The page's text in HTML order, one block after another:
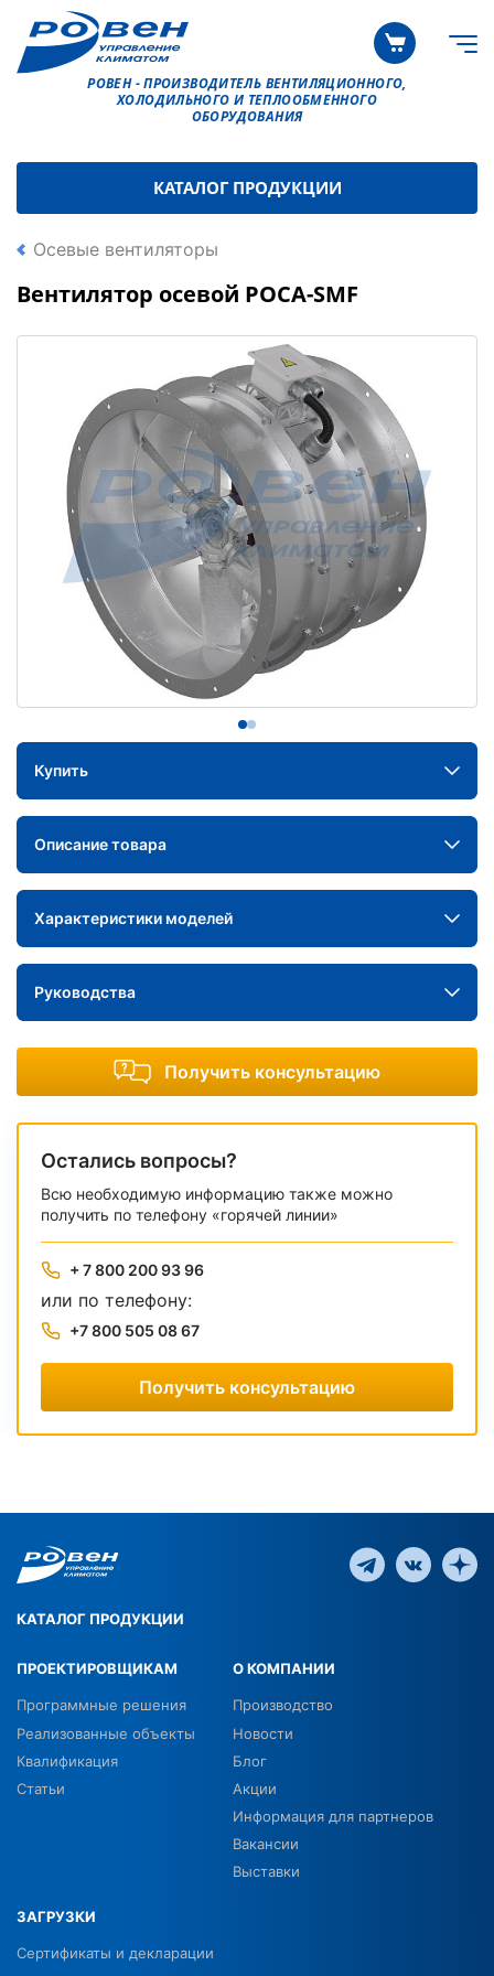
РОВЕН - ПРОИЗВОДИТЕЛЬ ВЕНТИЛЯЦИОННОГО,
ХОЛОДИЛЬНОГО И ТЕПЛООБМЕННОГО
ОБОРУДОВАНИЯ
КАТАЛОГ ПРОДУКЦИИ
Осевые вентиляторы
Вентилятор осевой РОСА-SMF
Купить
Описание товара
Характеристики моделей
Руководства
Получить консультацию
Остались вопросы?
Всю необходимую информацию также можно
получить по телефону «горячей линии»
+ 7 800 200 93 96
или по телефону:
+7 800 505 08 67
Получить консультацию
КАТАЛОГ ПРОДУКЦИИ
ПРОЕКТИРОВЩИКАМ
Программные решения
Реализованные объекты
Квалификация
Статьи
О КОМПАНИИ
Производство
Новости
Блог
Акции
Информация для партнеров
Вакансии
Выставки
ЗАГРУЗКИ
Сертификаты и декларации